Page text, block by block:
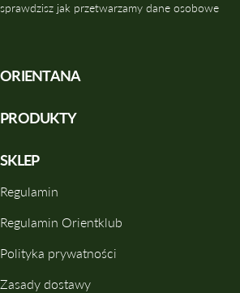
sprawdzisz jak przetwarzamy dane osobowe
ORIENTANA
PRODUKTY
SKLEP
Regulamin
Regulamin Orientklub
Polityka prywatności
Zasady dostawy